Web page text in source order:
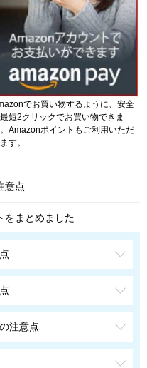
でお買い物するように、安全
短2クリックでお買い物できま
Amazonポイントもご利用いただ
す。
意点
をまとめました
注意点